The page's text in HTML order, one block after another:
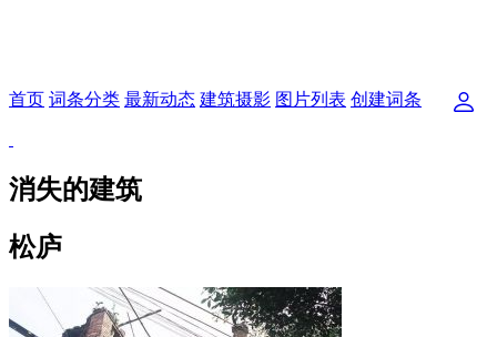
首页 词条分类 最新动态 建筑摄影 图片列表 创建词条
消失的建筑
松庐